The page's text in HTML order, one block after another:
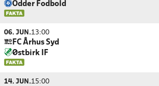
Odder Fodbold
06. JUN.13:00
FC Århus Syd
Østbirk IF
14. JUN.15:00